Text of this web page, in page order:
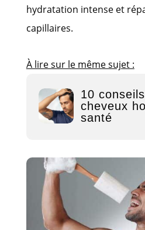
hydratation intense et
capillaires.
À lire sur le même sujet :
10
cheveux
santé